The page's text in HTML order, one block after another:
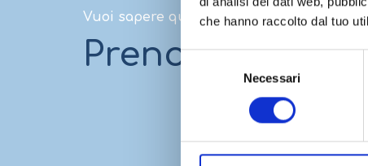
che hanno raccolto dal tuo
Selezione
Necessari
Vuoi sapere qual è il percorso più adatto
Prenota una